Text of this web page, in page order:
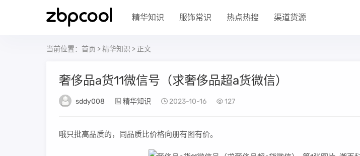
精华知识 服饰常识 热点热搜 渠道货源
当前位置： 首页 >精华知识 > 正文
奢侈品a货11微信号（求奢侈品超a货微信）
sddy008 精华知识 2023-10-16 127
哦只批高品质的，同品质比价格向册有图有价。